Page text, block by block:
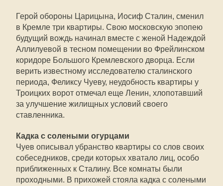
Герой обороны Царицына, Иосиф Сталин, сменил
в Кремле три квартиры. Свою московскую эпопею
будущий вождь начинал вместе с женой Надеждой
Аллилуевой в тесном помещении во Фрейлинском
коридоре Большого Кремлевского дворца. Если
верить известному исследователю сталинского
периода, Феликсу Чуеву, неудобность квартиры у
Троицких ворот отмечал еще Ленин, хлопотавший
за улучшение жилищных условий своего
ставленника.
Кадка с солеными огурцами
Чуев описывал убранство квартиры со слов своих
собеседников, среди которых хватало лиц, особо
приближенных к Сталину. Все комнаты были
проходными. В прихожей стояла кадка с солеными